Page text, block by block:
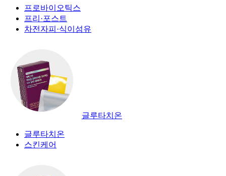
프로바이오틱스
프리·포스트
차전자피·식이섬유
글루타치온
글루타치온
스킨케어